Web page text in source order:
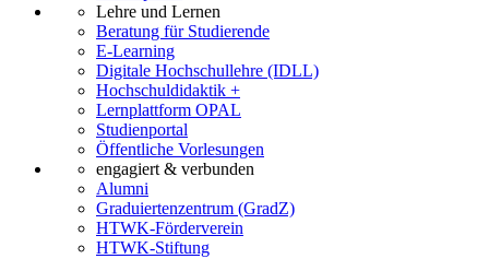
Lehre und Lernen
Beratung für Studierende
E-Learning
Digitale Hochschullehre (IDLL)
Hochschuldidaktik +
Lernplattform OPAL
Studienportal
Öffentliche Vorlesungen
engagiert & verbunden
Alumni
Graduiertenzentrum (GradZ)
HTWK-Förderverein
HTWK-Stiftung